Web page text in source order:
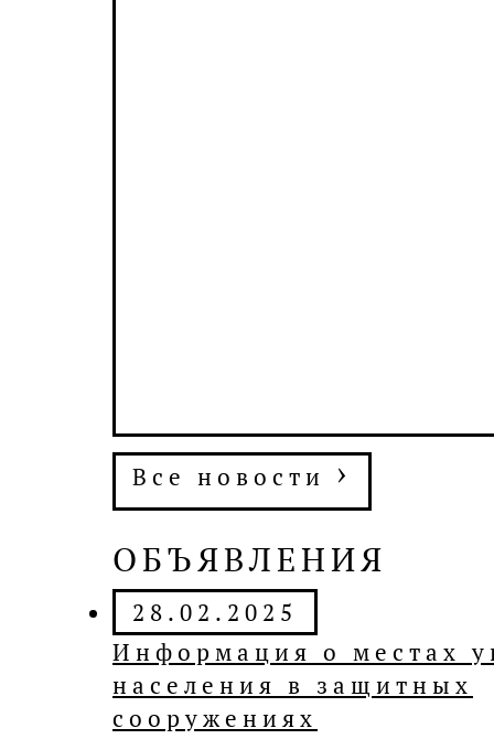
Все новости ›
ОБЪЯВЛЕНИЯ
28.02.2025
Информация о местах
населения в защитных
сооружениях